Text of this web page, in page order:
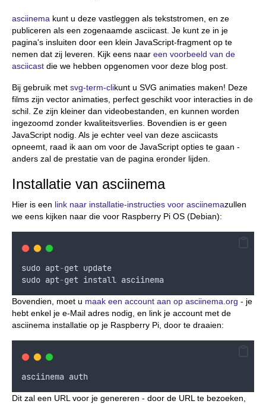
asciinema kunt u deze vastleggen als tekststromen, en ze
publiceren als een zogenaamde asciicast. Je kunt ze in je
pagina's insluiten door een klein JavaScript-fragment op te
nemen dat zij leveren. Kijk eens naar een voorbeeld van de
asciicast die we hebben opgenomen voor deze blog post.
Bij gebruik met svg-term-clikunt u SVG animaties maken! Deze
films zijn vector animaties, perfect geschikt voor interacties in de
schil. Ze zijn kleiner dan videobestanden, en kunnen worden
ingezoomd zonder kwaliteitsverlies. Bovendien is er geen
JavaScript nodig. Als je echter veel van deze asciicasts
opneemt, raad ik aan om voor de JavaScript opties te gaan -
anders zal de prestatie van de pagina eronder lijden.
Installatie van asciinema
Hier is een link naar installatie-instructies voor asciinemazullen
we eens kijken naar die voor Raspberry Pi OS (Debian):
sudo apt-get update
sudo apt-get install asciinema
Bovendien, moet u maak een account aan op asciinema.org - je
hebt enkel je e-Mail adres nodig, en link je account met de
asciinema installatie op je Raspberry Pi, door te draaien:
asciinema auth
Dit zal een URL voor je genereren - door de URL te bezoeken,